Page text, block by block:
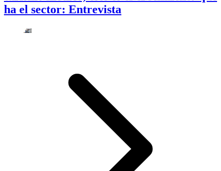
ha el sector: Entrevista